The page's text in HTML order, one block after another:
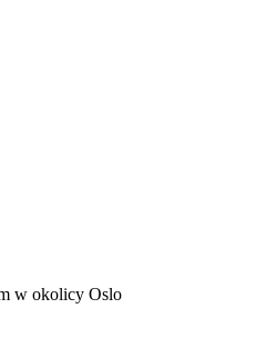
w okolicy Oslo